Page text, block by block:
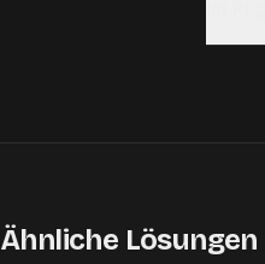
Ähnliche